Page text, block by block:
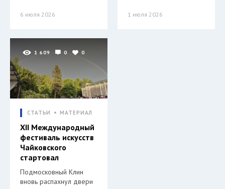
6 июля 2026 1 июля 2026
1 609 0 0
СТАТЬИ МАТЕРИАЛ
XII Международный
фестиваль искусств
Чайковского
стартовал
Подмосковный Клин
вновь распахнул двери